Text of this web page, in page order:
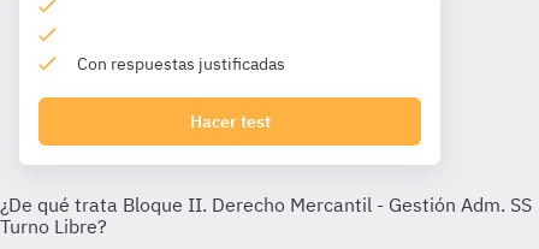
Con respuestas justificadas
Hacer test